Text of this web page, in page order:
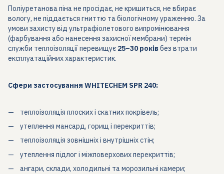
Поліуретанова піна не просідає, не кришиться, не вбирає
вологу, не піддається гниттю та біологічному ураженню. За
умови захисту від ультрафіолетового випромінювання
(фарбування або нанесення захисної мембрани) термін
служби теплоізоляції перевищує 25–30 років без втрати
експлуатаційних характеристик.
Сфери застосування WHITECHEM SPR 240:
теплоізоляція плоских і скатних покрівель;
утеплення мансард, горищ і перекриттів;
теплоізоляція зовнішніх і внутрішніх стін;
утеплення підлог і міжповерхових перекриттів;
ангари, склади, холодильні та морозильні камери;